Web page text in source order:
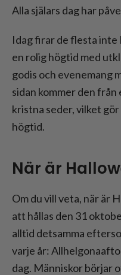
Alla själars dag har
Idag firar de flesta
en rolig högtid med
godis och evenemang
sidan kommer den från
kristna seder, vilket
högtid.
När är
Om du vill veta, när är
att hållas den 31
alltid detsamma
varje år:
dag. Människor börjar